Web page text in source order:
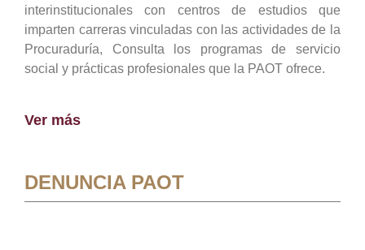
interinstitucionales con centros de estudios que
imparten carreras vinculadas con las actividades de la
Procuraduría, Consulta los programas de servicio
social y prácticas profesionales que la PAOT ofrece.
Ver más
DENUNCIA PAOT